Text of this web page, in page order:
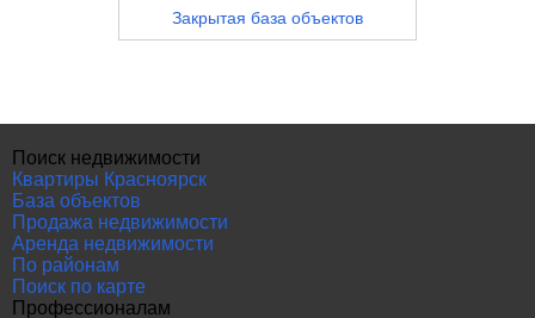
Закрытая база объектов
Поиск недвижимости
Квартиры Красноярск
База объектов
Продажа недвижимости
Аренда недвижимости
По районам
Поиск по карте
Профессионалам